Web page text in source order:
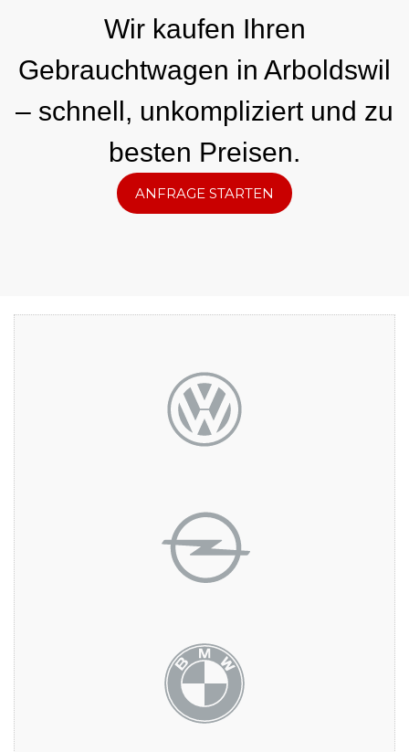
Wir kaufen Ihren
Gebrauchtwagen in Arboldswil
– schnell, unkompliziert und zu
besten Preisen.
ANFRAGE STARTEN